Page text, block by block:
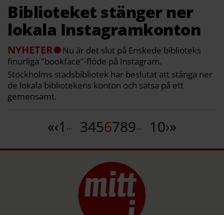
Biblioteket stänger ner
lokala Instagramkonton
NYHETER
Nu är det slut på Enskede biblioteks
finurliga "bookface"-flöde på Instagram.
Stockholms stadsbibliotek har beslutat att stänga ner
de lokala bibliotekens konton och satsa på ett
gemensamt.
«‹1 ... 3456789... 10›»